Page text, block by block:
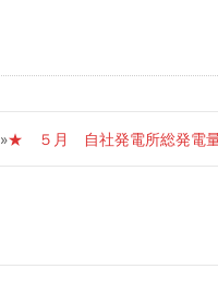
★ ５月 自社発電所総発
»